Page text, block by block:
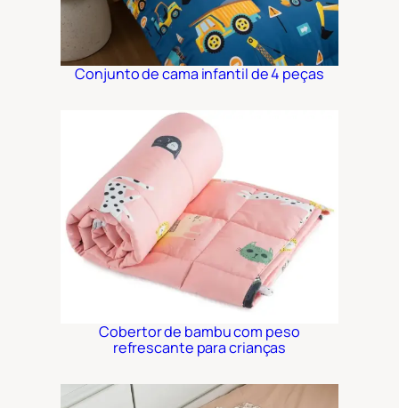
Conjunto de cama infantil de 4 peças
Cobertor de bambu com peso
refrescante para crianças